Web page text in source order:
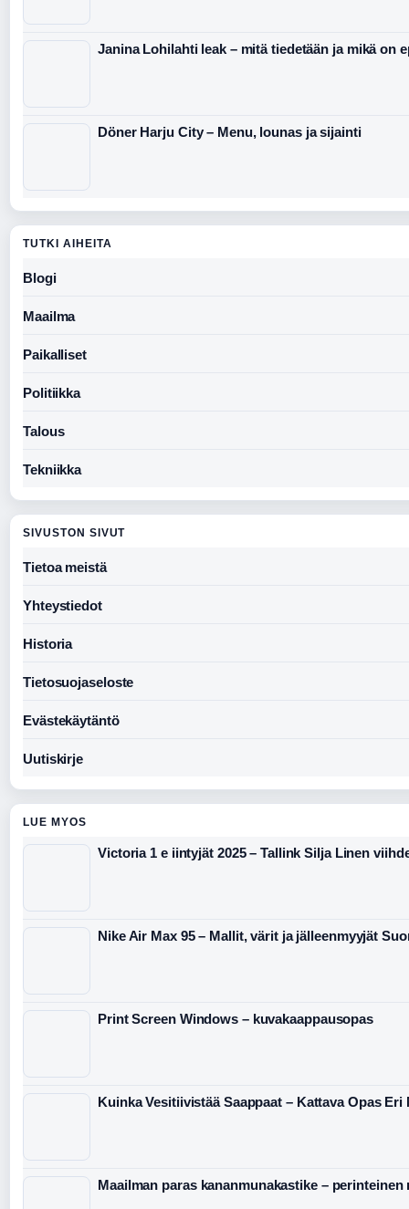
Janina Lohilahti leak – mitä tiedetään ja mikä on
Döner Harju City – Menu, lounas ja sijainti
TUTKI AIHEITA
Blogi
Maailma
Paikalliset
Politiikka
Talous
Tekniikka
SIVUSTON SIVUT
Tietoa meistä
Yhteystiedot
Historia
Tietosuojaseloste
Evästekäytäntö
Uutiskirje
LUE MYOS
Victoria 1 e iintyjät 2025 – Tallink Silja Linen
Nike Air Max 95 – Mallit, värit ja jälleenmyyjät
Print Screen Windows – kuvakaappausopas
Kuinka Vesitiivistää Saappaat – Kattava Opas Eri
Maailman paras kananmunakastike – perinteinen